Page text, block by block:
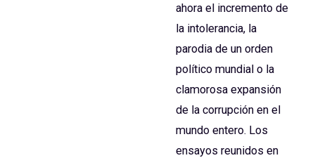
ahora el incremento de
la intolerancia, la
parodia de un orden
político mundial o la
clamorosa expansión
de la corrupción en el
mundo entero. Los
ensayos reunidos en